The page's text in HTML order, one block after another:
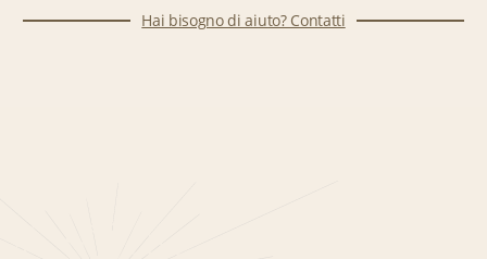
Hai bisogno di aiuto? Contatti